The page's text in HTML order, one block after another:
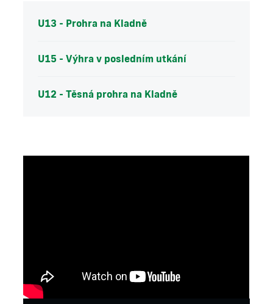
U13 - Prohra na Kladně
U15 - Výhra v posledním utkání
U12 - Těsná prohra na Kladně